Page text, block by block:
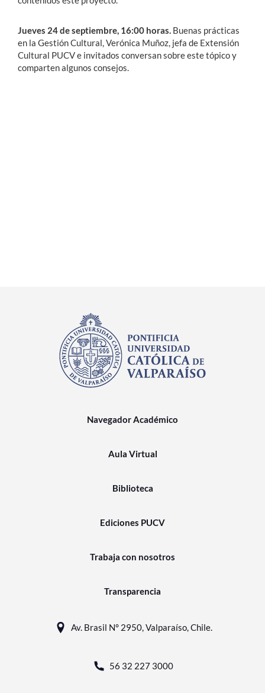
Jueves 24 de septiembre, 16:00 horas. Buenas prácticas
en la Gestión Cultural, Verónica Muñoz, jefa de Extensión
Cultural PUCV e invitados conversan sobre este tópico y
comparten algunos consejos.
Navegador Académico
Aula Virtual
Biblioteca
Ediciones PUCV
Trabaja con nosotros
Transparencia
Av. Brasil N° 2950, Valparaíso, Chile.
56 32 227 3000